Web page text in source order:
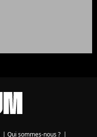
| Qui sommes-nous ? |